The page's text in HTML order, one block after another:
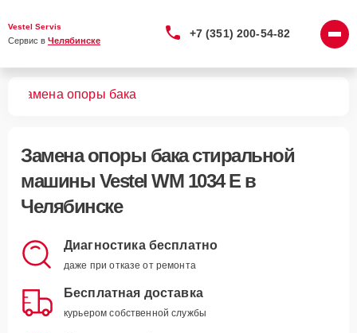
Vestel Servis
Сервис в Челябинске
+7 (351) 200-54-82
Замена опоры бака
Замена опоры бака стиральной
машины Vestel WM 1034 E в
Челябинске
Диагностика бесплатно
даже при отказе от ремонта
Бесплатная доставка
курьером собственной службы